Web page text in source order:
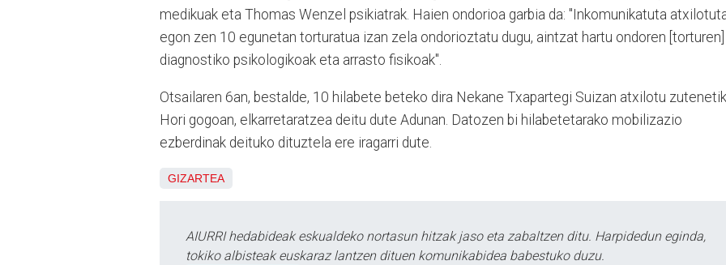
medikuak eta Thomas Wenzel psikiatrak. Haien ondorioa garbia da: "Inkomunikatuta
egon zen 10 egunetan torturatua izan zela ondorioztatu dugu, aintzat hartu ondoren [torturen]
diagnostiko psikologikoak eta arrasto fisikoak".
Otsailaren 6an, bestalde, 10 hilabete beteko dira Nekane Txapartegi Suizan atxilotu
Hori gogoan, elkarretaratzea deitu dute Adunan. Datozen bi hilabetetarako mobilizazio
ezberdinak deituko dituztela ere iragarri dute.
GIZARTEA
AIURRI hedabideak eskualdeko nortasun hitzak jaso eta zabaltzen ditu. Harpidedun eginda,
tokiko albisteak euskaraz lantzen dituen komunikabidea babestuko duzu.